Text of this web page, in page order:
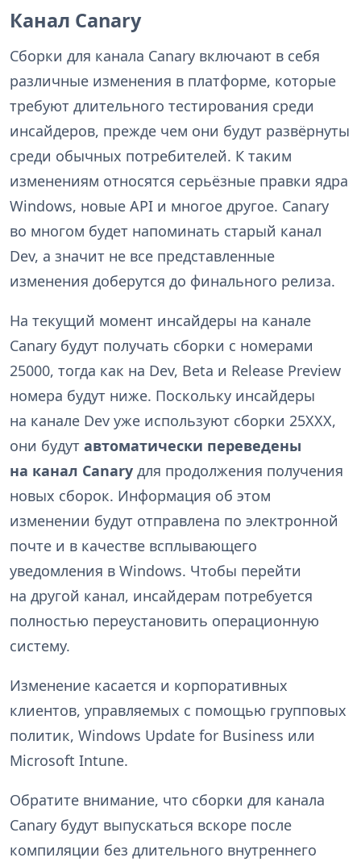
Канал Canary
Сборки для канала Canary включают в себя
различные изменения в платформе, которые
требуют длительного тестирования среди
инсайдеров, прежде чем они будут развёрнуты
среди обычных потребителей. К таким
изменениям относятся серьёзные правки ядра
Windows, новые API и многое другое. Canary
во многом будет напоминать старый канал
Dev, а значит не все представленные
изменения доберутся до финального релиза.
На текущий момент инсайдеры на канале
Canary будут получать сборки с номерами
25000, тогда как на Dev, Beta и Release Preview
номера будут ниже. Поскольку инсайдеры
на канале Dev уже используют сборки 25XXX,
они будут автоматически переведены
на канал Canary для продолжения получения
новых сборок. Информация об этом
изменении будут отправлена по электронной
почте и в качестве всплывающего
уведомления в Windows. Чтобы перейти
на другой канал, инсайдерам потребуется
полностью переустановить операционную
систему.
Изменение касается и корпоративных
клиентов, управляемых с помощью групповых
политик, Windows Update for Business или
Microsoft Intune.
Обратите внимание, что сборки для канала
Canary будут выпускаться вскоре после
компиляции без длительного внутреннего